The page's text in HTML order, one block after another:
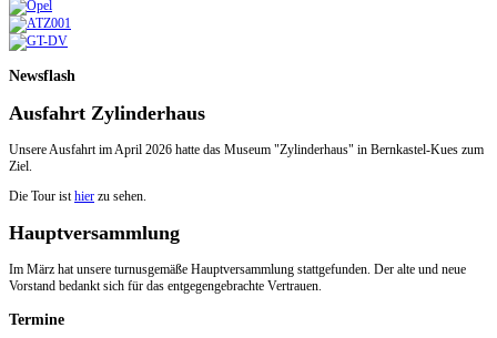
Newsflash
Ausfahrt Zylinderhaus
Unsere Ausfahrt im April 2026 hatte das Museum "Zylinderhaus" in Bernkastel-Kues zum
Ziel.
Die Tour isthier zu sehen.
Hauptversammlung
Im März hat unsere turnusgemäße Hauptversammlung stattgefunden. Der alte und neue
Vorstand bedankt sich für das entgegengebrachte Vertrauen.
Termine